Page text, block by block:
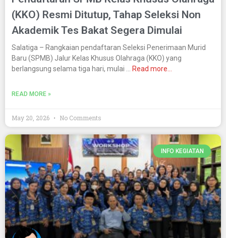
(KKO) Resmi Ditutup, Tahap Seleksi Non
Akademik Tes Bakat Segera Dimulai
Salatiga – Rangkaian pendaftaran Seleksi Penerimaan Murid
Baru (SPMB) Jalur Kelas Khusus Olahraga (KKO) yang
berlangsung selama tiga hari, mulai … Read more…
READ MORE »
May 20, 2026 No Comments
INFO KEGIATAN